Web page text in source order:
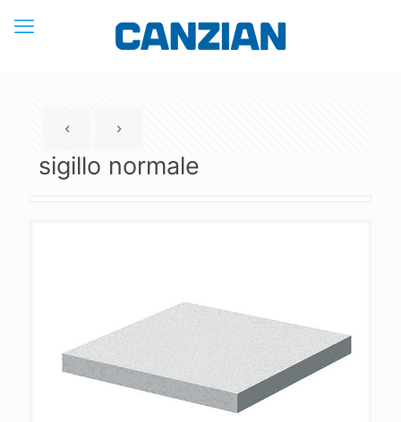
sigillo normale